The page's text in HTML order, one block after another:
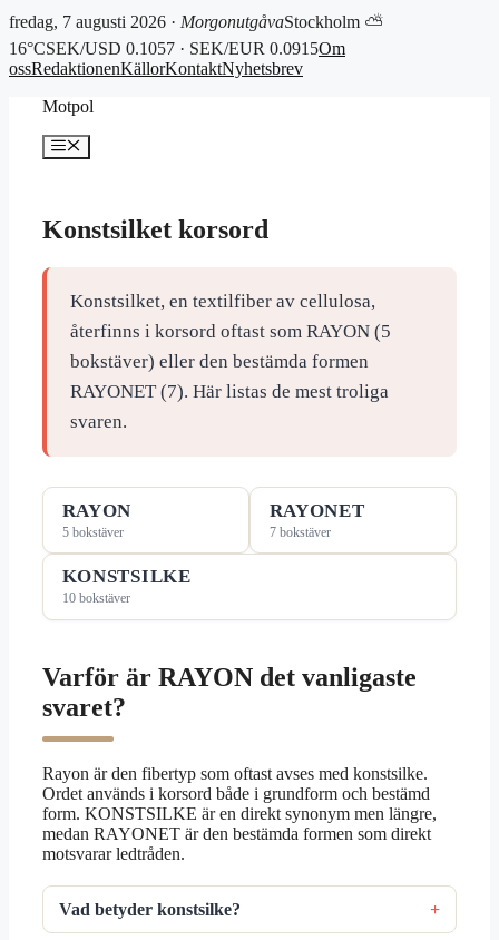
fredag, 7 augusti 2026 · MorgonutgåvaStockholm ⛅
16°CSEK/USD 0.1057 · SEK/EUR 0.0915Om
ossRedaktionenKällorKontaktNyhetsbrev
Motpol
Meny
Konstsilket korsord
Konstsilket, en textilfiber av cellulosa,
återfinns i korsord oftast som RAYON (5
bokstäver) eller den bestämda formen
RAYONET (7). Här listas de mest troliga
svaren.
RAYON
5 bokstäver
RAYONET
7 bokstäver
KONSTSILKE
10 bokstäver
Varför är RAYON det vanligaste
svaret?
Rayon är den fibertyp som oftast avses med konstsilke.
Ordet används i korsord både i grundform och bestämd
form. KONSTSILKE är en direkt synonym men längre,
medan RAYONET är den bestämda formen som direkt
motsvarar ledtråden.
Vad betyder konstsilke?